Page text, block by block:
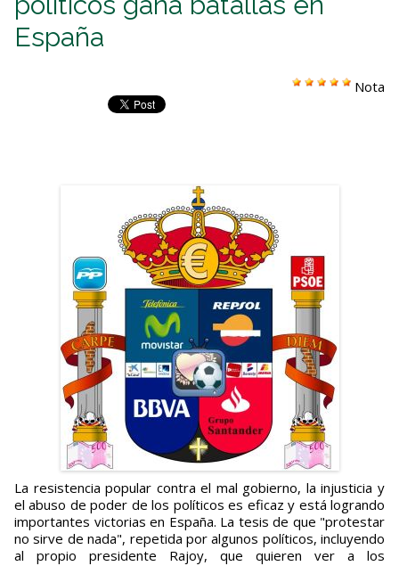
España
Nota
La resistencia popular contra el mal gobierno, la injusticia y
el abuso de poder de los políticos es eficaz y está logrando
importantes victorias en España. La tesis de que "protestar
no sirve de nada", repetida por algunos políticos, incluyendo
al propio presidente Rajoy, que quieren ver a los